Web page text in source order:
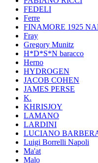
FEDELI
Ferre
FINAMORE 1925
Fray
Gregory Munitz
H*D*S*N baracco
Herno
HYDROGEN
JACOB COHEN
JAMES PERSE
K.
KHRISJOY
LAMANO
LARDINI
LUCIANO
Luigi Borrelli Napoli
Ma'at
Malo